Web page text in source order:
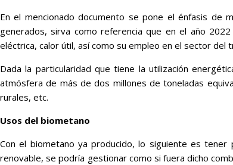
En el mencionado documento se pone el énfasis de
generados, sirva como referencia que en el año
eléctrica, calor útil, así como su empleo en el sector del
Dada la particularidad que tiene la utilización
atmósfera de más de dos millones de toneladas
rurales, etc.
Usos del biometano
Con el biometano ya producido, lo siguiente es
renovable, se podría gestionar como si fuera dicho